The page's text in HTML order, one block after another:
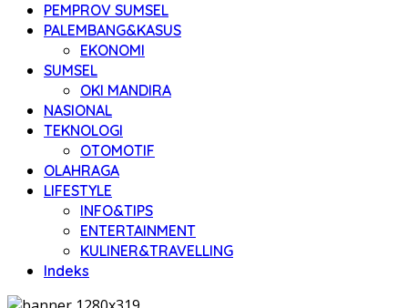
PEMPROV SUMSEL
PALEMBANG&KASUS
EKONOMI
SUMSEL
OKI MANDIRA
NASIONAL
TEKNOLOGI
OTOMOTIF
OLAHRAGA
LIFESTYLE
INFO&TIPS
ENTERTAINMENT
KULINER&TRAVELLING
Indeks